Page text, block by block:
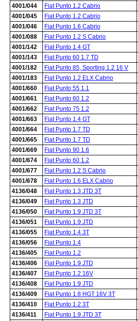
4001/044
Fiat Punto 1.2 Cabrio
4001/045
Fiat Punto 1.2 Cabrio
4001/046
Fiat Punto 1.6 Cabrio
4001/088
Fiat Punto 1.2 S Cabrio
4001/142
Fiat Punto 1.4 GT
4001/143
Fiat Punto 60 1.7 TD
4001/182
Fiat Punto 85, Sporting 1.2 16 V
4001/183
Fiat Punto 1.2 ELX Cabrio
4001/660
Fiat Punto 55 1.1
4001/661
Fiat Punto 60 1.2
4001/662
Fiat Punto 75 1.2
4001/663
Fiat Punto 1.4 GT
4001/664
Fiat Punto 1.7 TD
4001/665
Fiat Punto 1.7 TD
4001/669
Fiat Punto 90 1.6
4001/674
Fiat Punto 60 1.2
4001/677
Fiat Punto 1.2 S Cabrio
4001/678
Fiat Punto 1.6 ELX Cabrio
4136/048
Fiat Punto 1.3 JTD 3T
4136/049
Fiat Punto 1.3 JTD
4136/050
Fiat Punto 1.9 JTD 3T
4136/051
Fiat Punto 1.9 JTD
4136/055
Fiat Punto 1.4 3T
4136/056
Fiat Punto 1.4
4136/405
Fiat Punto 1.2
4136/406
Fiat Punto 1.9 JTD
4136/407
Fiat Punto 1.2 16V
4136/408
Fiat Punto 1.9 JTD
4136/409
Fiat Punto 1.8 HGT 16V 3T
4136/410
Fiat Punto 1.2 3T
4136/411
Fiat Punto 1.9 JTD 3T